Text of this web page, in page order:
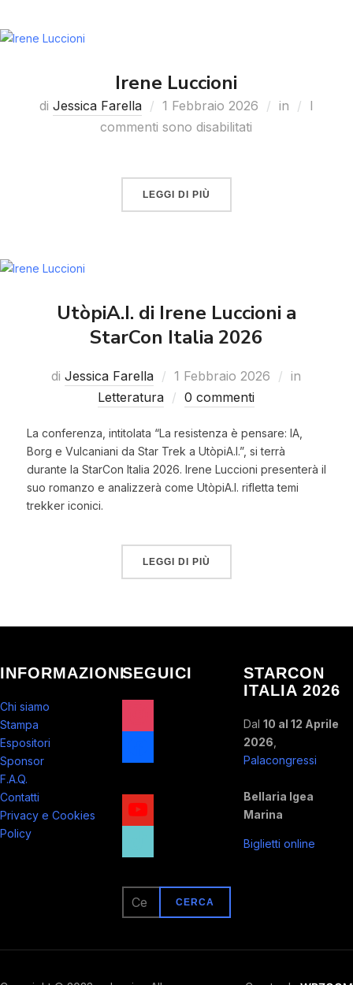
Irene Luccioni
di Jessica Farella 1 Febbraio 2026 in
I
commenti sono disabilitati
LEGGI DI PIÙ
UtòpiA.I. di Irene Luccioni a
StarCon Italia 2026
diJessica Farella 1 Febbraio 2026
in
Letteratura
0 commenti
La conferenza, intitolata “La resistenza è pensare: IA,
Borg e Vulcaniani da Star Trek a UtòpiA.I.”, si terrà
durante la StarCon Italia 2026. Irene Luccioni presenterà il
suo romanzo e analizzerà come UtòpiA.I. rifletta temi
trekker iconici.
LEGGI DI PIÙ
INFORMAZIONI
Chi siamo
Stampa
Espositori
Sponsor
F.A.Q.
Contatti
Privacy e Cookies
Policy
SEGUICI
youtube
Ricerca
STARCON
ITALIA 2026
Dal10 al 12 Aprile
2026
Palacongressi
Bellaria Igea
Marina
Biglietti online